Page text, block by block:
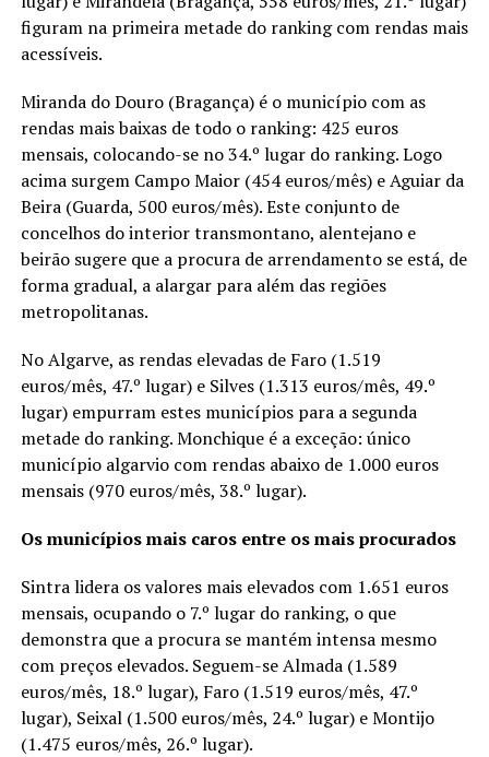
figuram na primeira metade do ranking com rendas mais
acessíveis.
Miranda do Douro (Bragança) é o município com as
rendas mais baixas de todo o ranking: 425 euros
mensais, colocando-se no 34.º lugar do ranking. Logo
acima surgem Campo Maior (454 euros/mês) e Aguiar da
Beira (Guarda, 500 euros/mês). Este conjunto de
concelhos do interior transmontano, alentejano e
beirão sugere que a procura de arrendamento se está, de
forma gradual, a alargar para além das regiões
metropolitanas.
No Algarve, as rendas elevadas de Faro (1.519
euros/mês, 47.º lugar) e Silves (1.313 euros/mês, 49.º
lugar) empurram estes municípios para a segunda
metade do ranking. Monchique é a exceção: único
município algarvio com rendas abaixo de 1.000 euros
mensais (970 euros/mês, 38.º lugar).
Os municípios mais caros entre os mais procurados
Sintra lidera os valores mais elevados com 1.651 euros
mensais, ocupando o 7.º lugar do ranking, o que
demonstra que a procura se mantém intensa mesmo
com preços elevados. Seguem-se Almada (1.589
euros/mês, 18.º lugar), Faro (1.519 euros/mês, 47.º
lugar), Seixal (1.500 euros/mês, 24.º lugar) e Montijo
(1.475 euros/mês, 26.º lugar).